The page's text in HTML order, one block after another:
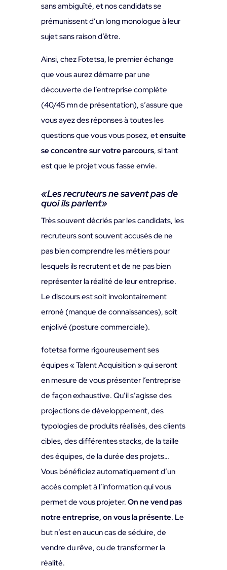
sans ambiguïté, et nos candidats se
prémunissent d’un long monologue à leur
sujet sans raison d’être.
Ainsi, chez Fotetsa, le premier échange
que vous aurez démarre par une
découverte de l’entreprise complète
(40/45 mn de présentation), s’assure que
vous ayez des réponses à toutes les
questions que vous vous posez, etensuite
se concentre sur votre parcours, si tant
est que le projet vous fasse envie.
«Les recruteurs ne savent pas de
quoi ils parlent»
Très souvent décriés par les candidats, les
recruteurs sont souvent accusés de ne
pas bien comprendre les métiers pour
lesquels ils recrutent et de ne pas bien
représenter la réalité de leur entreprise.
Le discours est soit involontairement
erroné (manque de connaissances), soit
enjolivé (posture commerciale).
fotetsa forme rigoureusement ses
équipes « Talent Acquisition » qui seront
en mesure de vous présenter l’entreprise
de façon exhaustive. Qu’il s’agisse des
projections de développement, des
typologies de produits réalisés, des clients
cibles, des différentes stacks, de la taille
des équipes, de la durée des projets…
Vous bénéficiez automatiquement d’un
accès complet à l’information qui vous
permet de vous projeter. On ne vend pas
notre entreprise, on vous la présente. Le
but n’est en aucun cas de séduire, de
vendre du rêve, ou de transformer la
réalité.